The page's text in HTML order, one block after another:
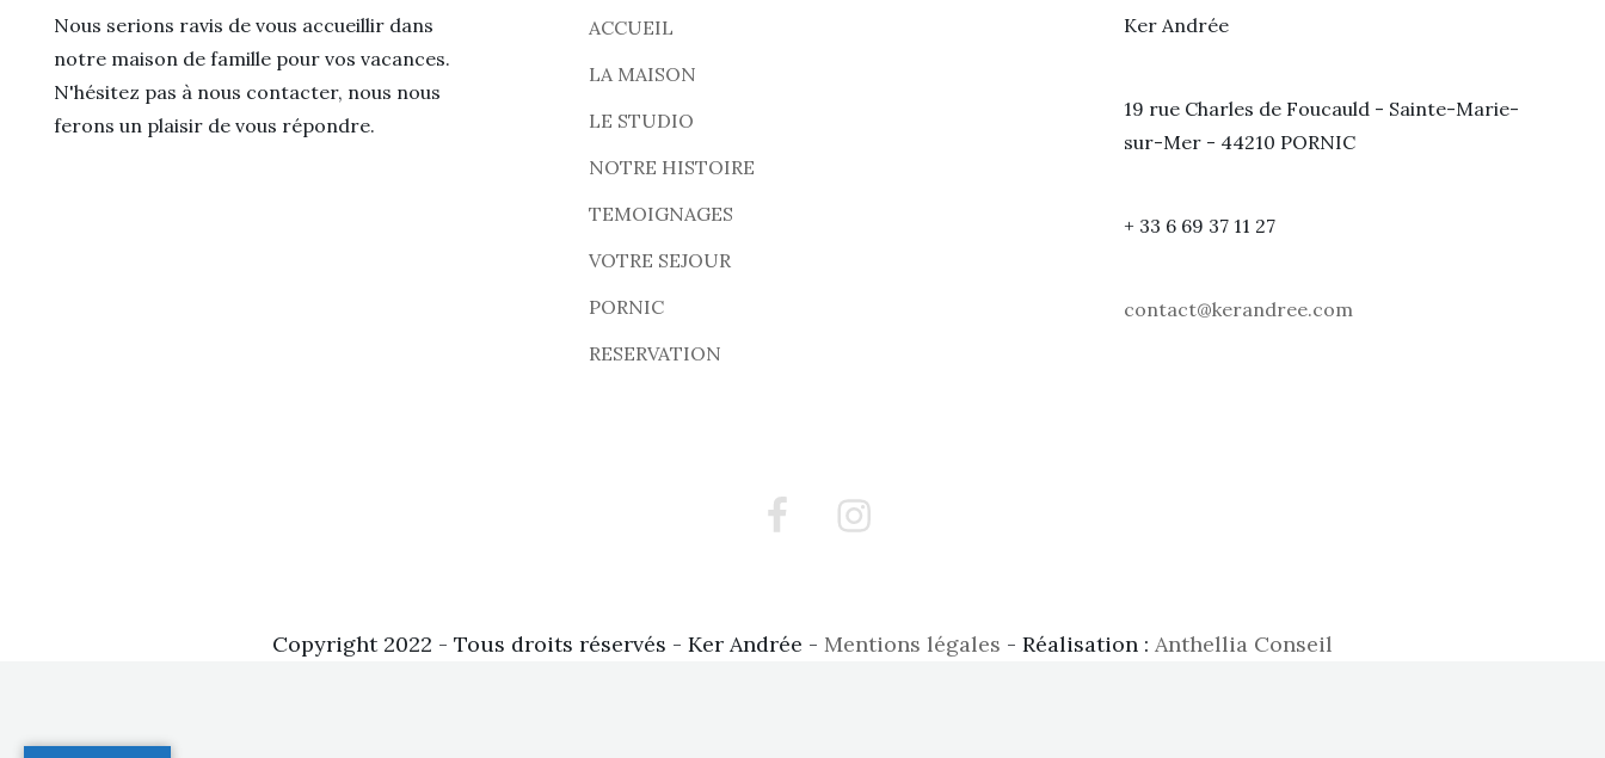
Nous serions ravis de vous accueillir dans
notre maison de famille pour vos vacances.
N'hésitez pas à nous contacter, nous nous
ferons un plaisir de vous répondre.
ACCUEIL
LA MAISON
LE STUDIO
NOTRE HISTOIRE
TEMOIGNAGES
VOTRE SEJOUR
PORNIC
RESERVATION
Ker Andrée
19 rue Charles de Foucauld - Sainte-Marie-
sur-Mer - 44210 PORNIC
+ 33 6 69 37 11 27
contact@kerandree.com
Facebook Instagram
Copyright 2022 - Tous droits réservés - Ker Andrée - Mentions légales - Réalisation : Anthellia Conseil